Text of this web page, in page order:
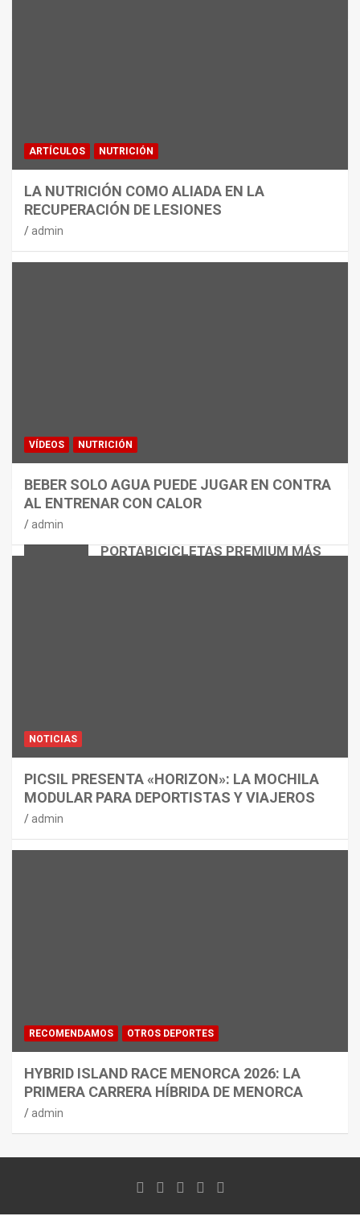
PORTABICICLETAS PREMIUM MÁS
ARTÍCULOS NUTRICIÓN
LA NUTRICIÓN COMO ALIADA EN LA
RECUPERACIÓN DE LESIONES
admin
VÍDEOS NUTRICIÓN
BEBER SOLO AGUA PUEDE JUGAR EN CONTRA
AL ENTRENAR CON CALOR
admin
NOTICIAS
PICSIL PRESENTA «HORIZON»: LA MOCHILA
MODULAR PARA DEPORTISTAS Y VIAJEROS
admin
RECOMENDAMOS OTROS DEPORTES
HYBRID ISLAND RACE MENORCA 2026: LA
PRIMERA CARRERA HÍBRIDA DE MENORCA
admin